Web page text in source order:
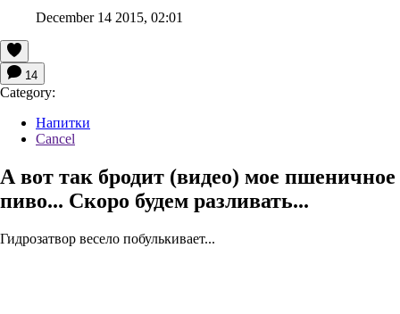
December 14 2015, 02:01
14
Category:
Напитки
Cancel
А вот так бродит (видео) мое пшеничное
пиво... Скоро будем разливать...
Гидрозатвор весело побулькивает...